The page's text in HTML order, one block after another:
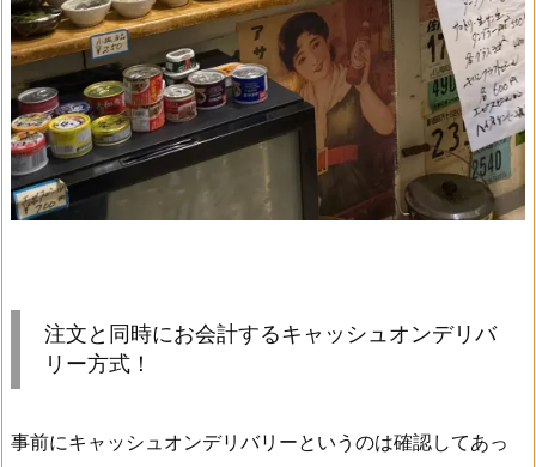
注文と同時にお会計するキャッシュオンデリバ
リー方式！
事前にキャッシュオンデリバリーというのは確認してあっ